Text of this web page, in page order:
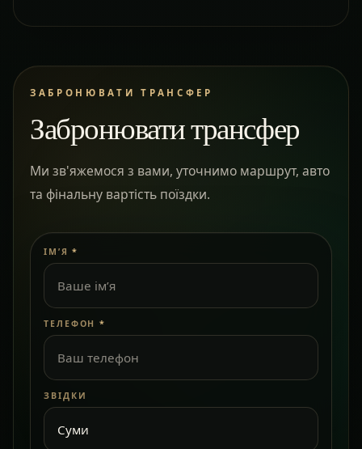
ЗАБРОНЮВАТИ ТРАНСФЕР
Забронювати трансфер
Ми зв'яжемося з вами, уточнимо маршрут, авто
та фінальну вартість поїздки.
ІМ’Я *
ТЕЛЕФОН *
ЗВІДКИ